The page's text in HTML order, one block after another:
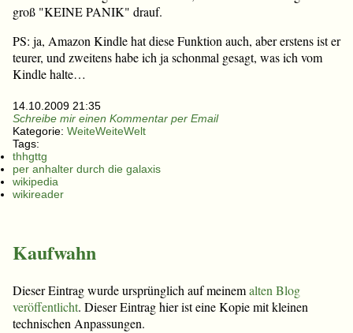
groß "KEINE PANIK" drauf.
PS: ja, Amazon Kindle hat diese Funktion auch, aber erstens ist er
teurer, und zweitens habe ich ja schonmal gesagt, was ich vom
Kindle halte…
14.10.2009 21:35
Schreibe mir einen Kommentar per Email
Kategorie: WeiteWeiteWelt
Tags:
thhgttg
per anhalter durch die galaxis
wikipedia
wikireader
Kaufwahn
Dieser Eintrag wurde ursprünglich auf meinemalten Blog
veröffentlicht. Dieser Eintrag hier ist eine Kopie mit kleinen
technischen Anpassungen.